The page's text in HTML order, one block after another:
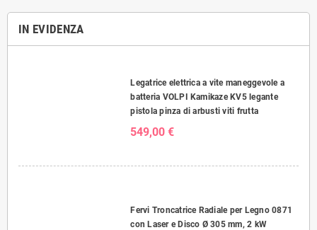
IN EVIDENZA
Legatrice elettrica a vite maneggevole a
batteria VOLPI Kamikaze KV5 legante
pistola pinza di arbusti viti frutta
549,00 €
Fervi Troncatrice Radiale per Legno 0871
con Laser e Disco Ø 305 mm, 2 kW